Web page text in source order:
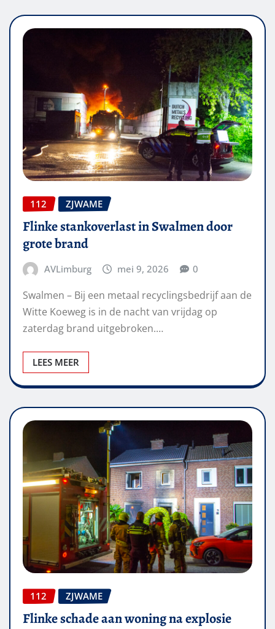
112 ZJWAME
Flinke stankoverlast in Swalmen door
grote brand
AVLimburg mei 9, 2026 0
Swalmen – Bij een metaal recyclingsbedrijf aan de
Witte Koeweg is in de nacht van vrijdag op
zaterdag brand uitgebroken.…
LEES MEER
112 ZJWAME
Flinke schade aan woning na explosie